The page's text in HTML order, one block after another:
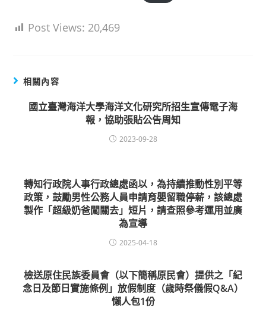
Post Views: 20,469
相關內容
國立臺灣海洋大學海洋文化研究所招生宣傳電子海
報，協助張貼公告周知
2023-09-28
轉知行政院人事行政總處函以，為持續推動性別平等
政策，鼓勵男性公務人員申請育嬰留職停薪，該總處
製作「超級奶爸闖關去」短片，請查照參考運用並廣
為宣導
2025-04-18
檢送原住民族委員會（以下簡稱原民會）提供之「紀
念日及節日實施條例」放假制度（歲時祭儀假Q&A）
懶人包1份